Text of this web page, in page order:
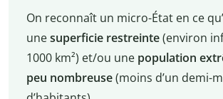
On reconnaît un micro-État en ce
unesuperficie restreinte(environ
1000 km²) et/ou une population
peu nombreuse(moins d’un demi-